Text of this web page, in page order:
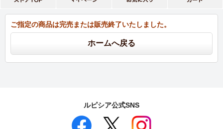
ご指定の商品は完売または販売終了いたしました。
ルピシア公式SNS